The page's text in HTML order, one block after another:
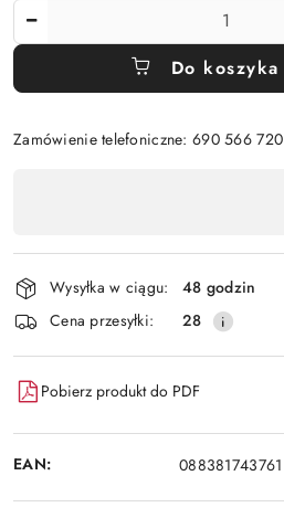
Do koszyka
Zamówienie telefoniczne: 690 566 720
płatność
i
dostawa
Wysyłka w ciągu:
48 godzin
Cena przesyłki:
28
Pobierz produkt do PDF
EAN: 088381743761